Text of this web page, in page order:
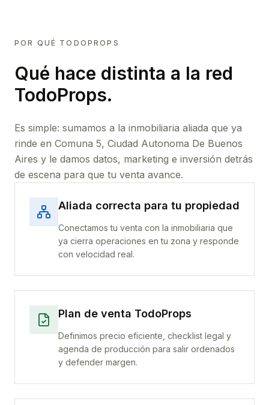
POR QUÉ TODOPROPS
Qué hace distinta a la red
TodoProps.
Es simple: sumamos a la inmobiliaria aliada que ya
rinde en Comuna 5, Ciudad Autonoma De Buenos
Aires y le damos datos, marketing e inversión detrás
de escena para que tu venta avance.
Aliada correcta para tu propiedad
Conectamos tu venta con la inmobiliaria que
ya cierra operaciones en tu zona y responde
con velocidad real.
Plan de venta TodoProps
Definimos precio eficiente, checklist legal y
agenda de producción para salir ordenados
y defender margen.